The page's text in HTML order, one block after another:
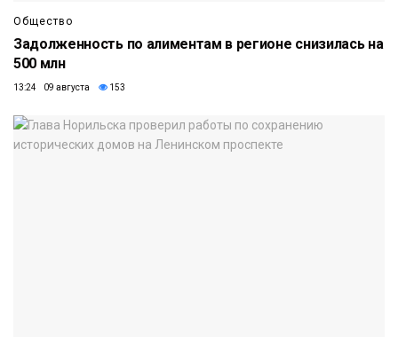
Общество
Задолженность по алиментам в регионе снизилась на
500 млн
13:24 09 августа 153